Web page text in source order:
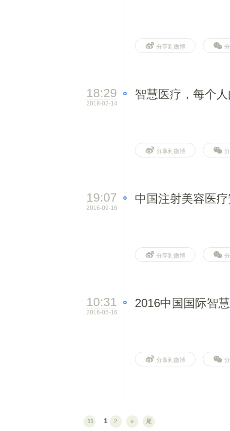
分享到微博
智慧医疗，每个
分享到微博
18:29
2018-02-14
中国注射美容医
分享到微博
19:07
2016-09-16
2016中国国际智
分享到微博
10:31
2016-05-16
11 1 2 » 尾